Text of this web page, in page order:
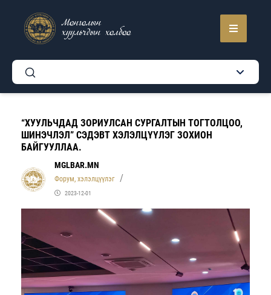
Монголын
хуульчдын холбоо
“ХУУЛЬЧДАД ЗОРИУЛСАН СУРГАЛТЫН ТОГТОЛЦОО,
ШИНЭЧЛЭЛ” СЭДЭВТ ХЭЛЭЛЦҮҮЛЭГ ЗОХИОН
БАЙГУУЛЛАА.
MGLBAR.MN
Форум, хэлэлцүүлэг
2023-12-01